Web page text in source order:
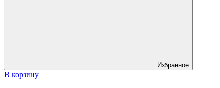
Избранное
В корзину